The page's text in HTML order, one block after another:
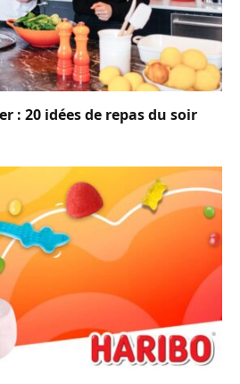
: 20 idées de repas du soir